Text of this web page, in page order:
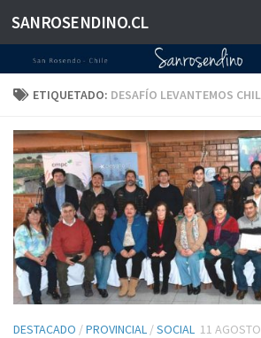
Saltar al contenido
SANROSENDINO.CL
ETIQUETADO: DESAFÍO LEVANTEMOS
DESTACADO /PROVINCIAL /SOCIAL 11